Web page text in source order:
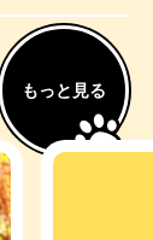
もっと見る